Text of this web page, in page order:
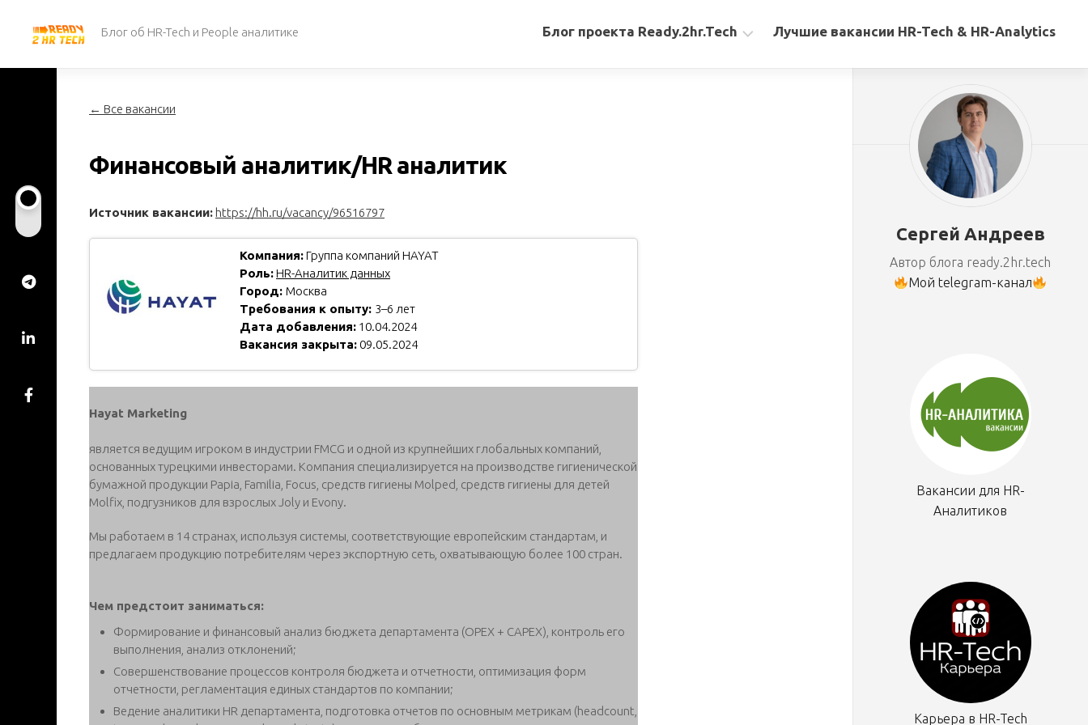
содержанию
Блог об HR-Tech и People аналитике Блог проекта Ready.2hr.Tech Лучшие вакансии HR-Tech & HR-Analytics
← Все вакансии
Финансовый аналитик/HR аналитик
Источник вакансии: https://hh.ru/vacancy/96516797
Компания:Группа компаний HAYAT
Роль:HR-Аналитик данных
Город: Москва
Требования к опыту: 3–6 лет
Дата добавления: 10.04.2024
Вакансия закрыта: 09.05.2024
Hayat Marketing
является ведущим игроком в индустрии FMCG и одной из крупнейших глобальных компаний,
основанных турецкими инвесторами. Компания специализируется на производстве гигиенической
бумажной продукции Papia, Familia, Focus, средств гигиены Molped, средств гигиены для детей
Molfix, подгузников для взрослых Joly и Evony.
Мы работаем в 14 странах, используя системы, соответствующие европейским стандартам, и
предлагаем продукцию потребителям через экспортную сеть, охватывающую более 100 стран.
Чем предстоит заниматься:
Формирование и финансовый анализ бюджета департамента (OPEX + CAPEX), контроль его
выполнения, анализ отклонений;
Совершенствование процессов контроля бюджета и отчетности, оптимизация форм
отчетности, регламентация единых стандартов по компании;
Ведение аналитики HR департамента, подготовка отчетов по основным метрикам (headcount,
Сергей Андреев
Автор блога ready.2hr.tech
Мой telegram-канал
Вакансии для HR-
Аналитиков
Карьера в HR-Tech